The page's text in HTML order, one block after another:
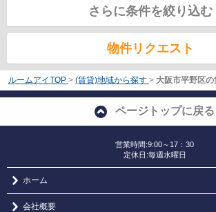
さらに条件を絞り込む
物件リクエスト
ルームアイTOP > (賃貸)地域から探す > 大阪市平野区の
ページトップに戻る
営業時間:9:00～17：30
定休日:毎週水曜日
ホーム
会社概要